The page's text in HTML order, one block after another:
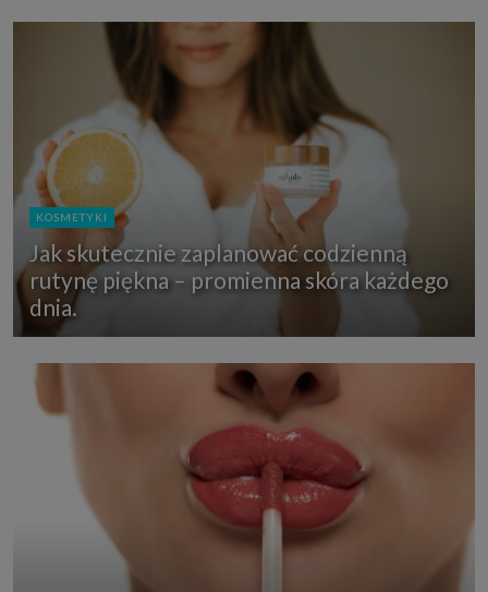
KOSMETYKI
Jak skutecznie zaplanować codzienną
rutynę piękna – promienna skóra każdego
dnia.